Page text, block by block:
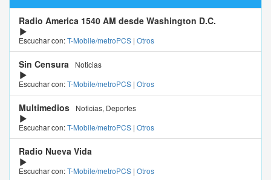
Radio America 1540 AM desde Washington D.C.
Escuchar con:T-Mobile/metroPCS | Otros
Sin Censura
Noticias
Escuchar con:T-Mobile/metroPCS | Otros
Multimedios
Noticias, Deportes
Escuchar con:T-Mobile/metroPCS | Otros
Radio Nueva Vida
Escuchar con:T-Mobile/metroPCS | Otros